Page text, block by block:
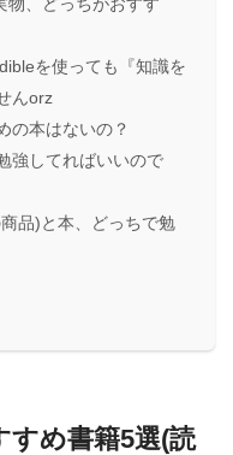
、どっちがおすす
を使っても『知識を
んorz
の本はないの？
強してればいいので
品)と本、どっちで勉
すめ書籍5選(読